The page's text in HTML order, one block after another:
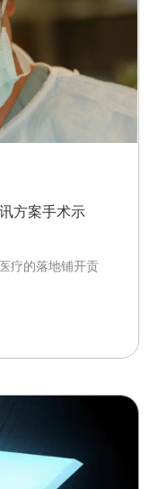
方案手术示
疗的落地铺开贡